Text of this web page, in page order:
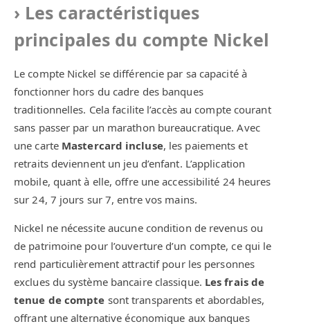
Les caractéristiques
principales du compte Nickel
Le compte Nickel se différencie par sa capacité à
fonctionner hors du cadre des banques
traditionnelles. Cela facilite l’accès au compte courant
sans passer par un marathon bureaucratique. Avec
une carte Mastercard incluse, les paiements et
retraits deviennent un jeu d’enfant. L’application
mobile, quant à elle, offre une accessibilité 24 heures
sur 24, 7 jours sur 7, entre vos mains.
Nickel ne nécessite aucune condition de revenus ou
de patrimoine pour l’ouverture d’un compte, ce qui le
rend particulièrement attractif pour les personnes
exclues du système bancaire classique. Les frais de
tenue de compte sont transparents et abordables,
offrant une alternative économique aux banques